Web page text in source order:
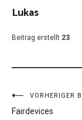
Lukas
Beitrag erstellt 23
VORHERIGER
Fairdevices